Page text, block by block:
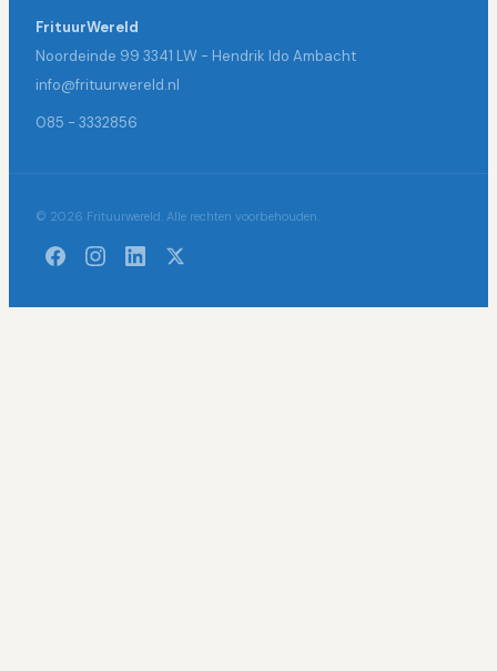
FrituurWereld
Noordeinde 99 3341 LW - Hendrik Ido Ambacht
info@frituurwereld.nl
085 - 3332856
© 2026 Frituurwereld. Alle rechten voorbehouden.